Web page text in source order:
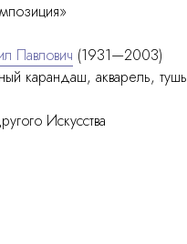
Павлович (1931—2003)
карандаш, акварель, тушь
Искусства